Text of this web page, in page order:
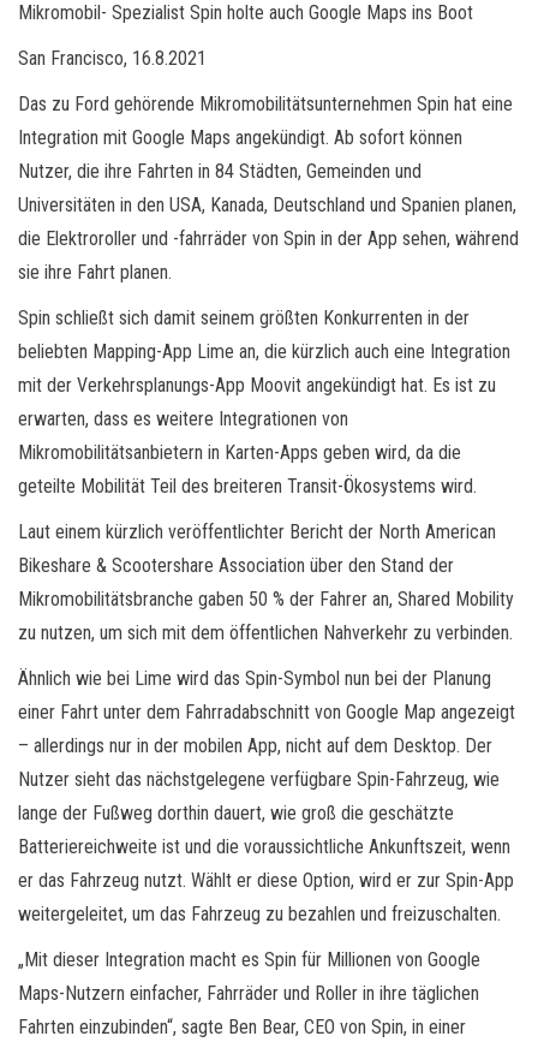
Mikromobil- Spezialist Spin holte auch Google Maps ins Boot
San Francisco, 16.8.2021
Das zu Ford gehörende Mikromobilitätsunternehmen Spin hat eine
Integration mit Google Maps angekündigt. Ab sofort können
Nutzer, die ihre Fahrten in 84 Städten, Gemeinden und
Universitäten in den USA, Kanada, Deutschland und Spanien planen,
die Elektroroller und -fahrräder von Spin in der App sehen, während
sie ihre Fahrt planen.
Spin schließt sich damit seinem größten Konkurrenten in der
beliebten Mapping-App Lime an, die kürzlich auch eine Integration
mit der Verkehrsplanungs-App Moovit angekündigt hat. Es ist zu
erwarten, dass es weitere Integrationen von
Mikromobilitätsanbietern in Karten-Apps geben wird, da die
geteilte Mobilität Teil des breiteren Transit-Ökosystems wird.
Laut einem kürzlich veröffentlichter Bericht der North American
Bikeshare & Scootershare Association über den Stand der
Mikromobilitätsbranche gaben 50 % der Fahrer an, Shared Mobility
zu nutzen, um sich mit dem öffentlichen Nahverkehr zu verbinden.
Ähnlich wie bei Lime wird das Spin-Symbol nun bei der Planung
einer Fahrt unter dem Fahrradabschnitt von Google Map angezeigt
– allerdings nur in der mobilen App, nicht auf dem Desktop. Der
Nutzer sieht das nächstgelegene verfügbare Spin-Fahrzeug, wie
lange der Fußweg dorthin dauert, wie groß die geschätzte
Batteriereichweite ist und die voraussichtliche Ankunftszeit, wenn
er das Fahrzeug nutzt. Wählt er diese Option, wird er zur Spin-App
weitergeleitet, um das Fahrzeug zu bezahlen und freizuschalten.
„Mit dieser Integration macht es Spin für Millionen von Google
Maps-Nutzern einfacher, Fahrräder und Roller in ihre täglichen
Fahrten einzubinden“, sagte Ben Bear, CEO von Spin, in einer